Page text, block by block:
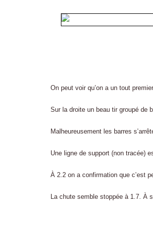
On peut voir qu’on a un tout
Sur la droite un beau tir groupé de
Malheureusement les barres
Une ligne de support (non tracée)
À 2.2 on a confirmation que c’est
La chute semble stoppée à 1.7. À